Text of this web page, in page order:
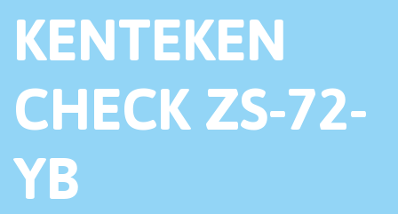
KENTEKEN
CHECK ZS-72-
YB